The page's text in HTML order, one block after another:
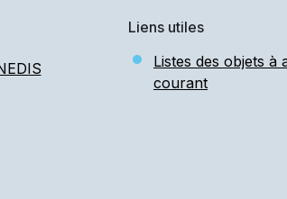
Liens utiles
Listes des objets à
courant